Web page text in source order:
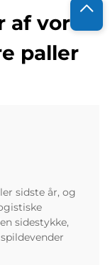
vores
paller
sidste år, og
sidestykke,